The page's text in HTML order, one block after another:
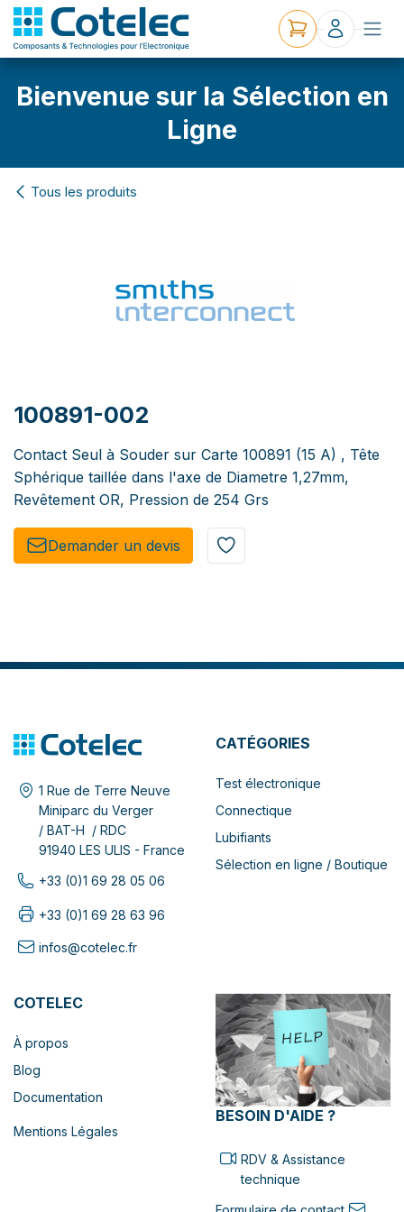
Bienvenue sur la Sélection en
Ligne
Tous les produits
100891-002
Contact Seul à Souder sur Carte 100891 (15 A) , Tête
Sphérique taillée dans l'axe de Diametre 1,27mm,
Revêtement OR, Pression de 254 Grs
Demander un de​​vis​​
1 Rue de Terre Neuve
Miniparc du Verger
/ BAT-H / RDC
91940 LES ULIS - France
+33 (0)1 69 28 05 06
+33 (0)1 69 28 63 96
infos@cotelec.fr
CATÉGORIES
Test électronique
Connectique
Lubifiants
Sélection en ligne / Boutique
COTELEC
À propos
Blog
Documentation
Mentions Légales
BESOIN D'AIDE ?
RDV & Assistance
technique